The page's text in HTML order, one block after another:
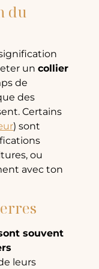
du
uncollier
de
des
Certains
) sont
ou
avec ton
souvent
leurs